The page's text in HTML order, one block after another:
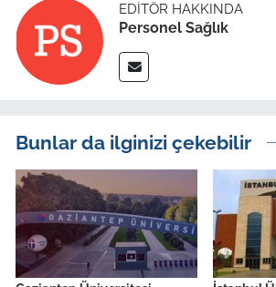
EDITÖR HAKKINDA
Personel Sağlık
Bunlar da ilginizi çekebilir